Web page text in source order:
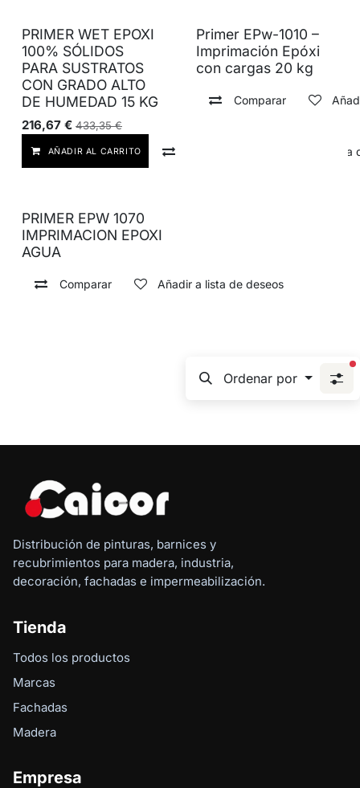
PRIMER WET EPOXI
100% SÓLIDOS
PARA SUSTRATOS
CON GRADO ALTO
DE HUMEDAD 15 KG
216,67 € 433,35€
AÑADIR AL CARRITO Añadir a lista
Primer EPw-1010 –
Imprimación Epóxi
con cargas 20 kg
Comparar
PRIMER EPW 1070
IMPRIMACION EPOXI
AGUA
Comparar Añadir a lista de deseos
Ordenar por
Distribución de pinturas, barnices y
recubrimientos para madera, industria,
decoración, fachadas e impermeabilización.
Tienda
Todos los productos
Marcas
Fachadas
Madera
Empresa